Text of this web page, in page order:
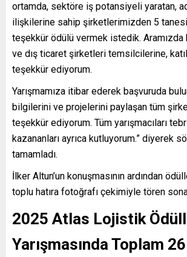
ortamda, sektöre iş potansiyeli yaratan,
ilişkilerine sahip şirketlerimizden 5
teşekkür ödülü vermek istedik. Aramızda
ve dış ticaret şirketleri temsilcilerine,
teşekkür ediyorum.
Yarışmamıza itibar ederek başvuruda
bilgilerini ve projelerini paylaşan tüm
teşekkür ediyorum. Tüm yarışmacıları
kazananları ayrıca kutluyorum.” diyerek
tamamladı.
İlker Altun’un konuşmasının ardından
toplu hatıra fotoğrafı çekimiyle tören
2025 Atlas Lojistik
Yarışmasında Toplam